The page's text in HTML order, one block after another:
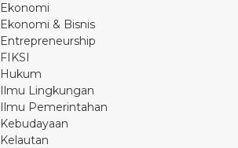
Ekonomi
Ekonomi & Bisnis
Entrepreneurship
FIKSI
Hukum
Ilmu Lingkungan
Ilmu Pemerintahan
Kebudayaan
Kelautan